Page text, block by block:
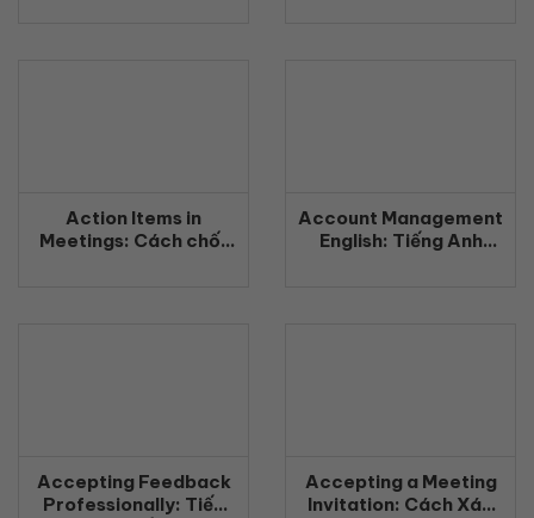
Action Items in
Meetings: Cách chốt
Account Management
English: Tiếng Anh
Accepting Feedback
Professionally: Tiếp
Accepting a Meeting
Invitation: Cách Xác